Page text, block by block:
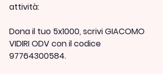
attività:
Dona il tuo 5x1000, scrivi GIACOMO
VIDIRI ODV con il codice
97764300584.